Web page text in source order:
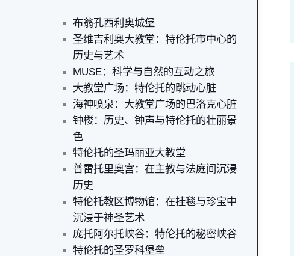
布翁孔西利奥城堡
圣维吉利奥大教堂：特伦托市中心的
历史与艺术
MUSE：科学与自然的互动之旅
大教堂广场：特伦托的跳动心脏
海神喷泉：大教堂广场的巴洛克心脏
钟楼：历史、钟声与特伦托的壮丽景
色
特伦托的圣玛丽亚大教堂
普雷托里奥宫：在主教与法庭间沉浸
历史
特伦托教区博物馆：在挂毯与珍宝中
沉浸于神圣艺术
庞托阿尔托峡谷：特伦托的秘密峡谷
特伦托的圣罗科堡垒